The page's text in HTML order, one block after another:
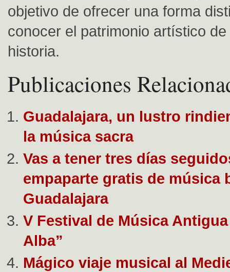
objetivo de ofrecer una forma
conocer el patrimonio artístico
historia.
Publicaciones
Guadalajara, un lustro
la música sacra
Vas a tener tres días
empaparte gratis de música
Guadalajara
V Festival de Música
Alba”
Mágico viaje musical al